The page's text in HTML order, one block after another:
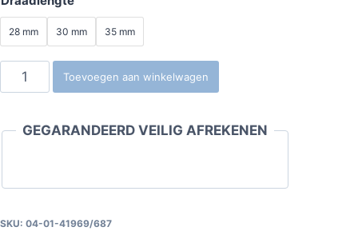
28 mm 30 mm 35 mm
Slotbouten
voor
velgen
(Conisch)
Toevoegen aan winkelwagen
GEGARANDEERD VEILIG AFREKENEN
SKU: 04-01-41969/687